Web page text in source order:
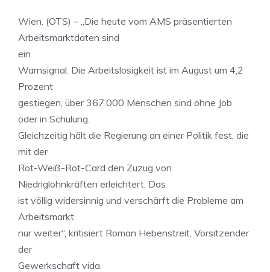
Wien. (OTS) – „Die heute vom AMS präsentierten
Arbeitsmarktdaten sind
ein
Warnsignal. Die Arbeitslosigkeit ist im August um 4,2
Prozent
gestiegen, über 367.000 Menschen sind ohne Job
oder in Schulung.
Gleichzeitig hält die Regierung an einer Politik fest, die
mit der
Rot-Weiß-Rot-Card den Zuzug von
Niedriglohnkräften erleichtert. Das
ist völlig widersinnig und verschärft die Probleme am
Arbeitsmarkt
nur weiter“, kritisiert Roman Hebenstreit, Vorsitzender
der
Gewerkschaft vida.